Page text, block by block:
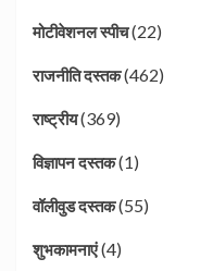
मोटीवेशनल स्पीच(22)
राजनीति दस्तक(462)
राष्ट्रीय(369)
विज्ञापन दस्तक(1)
वॉलीवुड दस्तक(55)
शुभकामनाएं(4)